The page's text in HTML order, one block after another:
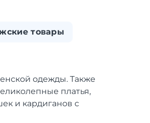
товары
одежды. Также
платья,
и кардиганов с